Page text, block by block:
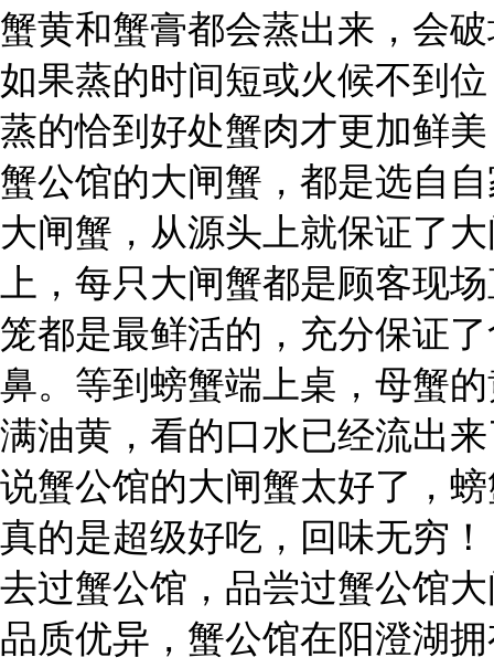
蟹黄和蟹膏都会蒸出来，会
如果蒸的时间短或火候不到
蒸的恰到好处蟹肉才更加鲜
蟹公馆的大闸蟹，都是选自
大闸蟹，从源头上就保证了
上，每只大闸蟹都是顾客现
笼都是最鲜活的，充分保证
鼻。等到螃蟹端上桌，母蟹
满油黄，看的口水已经流出
说蟹公馆的大闸蟹太好了，
真的是超级好吃，回味无穷！
去过蟹公馆，品尝过蟹公馆
品质优异，蟹公馆在阳澄湖